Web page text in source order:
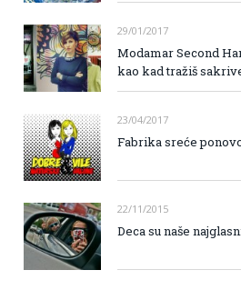
29/01/2017
Modamar Second
kao kad tražiš
23/04/2017
Fabrika sreće
22/11/2015
Deca su naše